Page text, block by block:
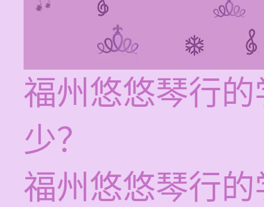
福州悠悠琴行
少？
福州悠悠琴行